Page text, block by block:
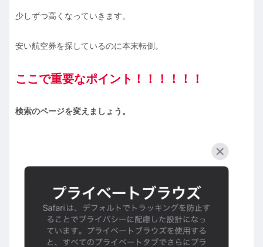
少しずつ高くなっていきます。
安い航空券を探しているのに本末転倒。
ここで重要なポイント！！！！！！
検索のページを変えましょう。